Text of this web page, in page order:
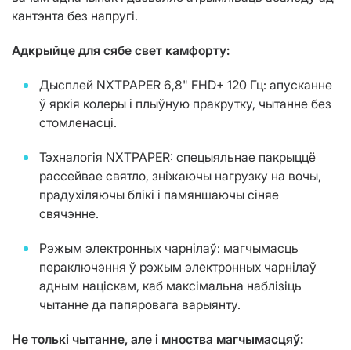
кантэнта без напругі.
Адкрыйце для сябе свет камфорту:
Дысплей NXTPAPER 6,8" FHD+ 120 Гц: апусканне
ў яркія колеры і плыўную пракрутку, чытанне без
стомленасці.
Тэхналогія NXTPAPER: спецыяльнае пакрыццё
рассейвае святло, зніжаючы нагрузку на вочы,
прадухіляючы блікі і памяншаючы сіняе
свячэнне.
Рэжым электронных чарнілаў: магчымасць
пераключэння ў рэжым электронных чарнілаў
адным націскам, каб максімальна наблізіць
чытанне да папяровага варыянту.
Не толькі чытанне, але і мноства магчымасцяў: